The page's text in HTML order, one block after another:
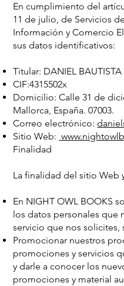
En cumplimiento del
11 de julio, de Servicios
Información y Comercio
sus datos identificativos:
Titular: DANIEL BAUTISTA
CIF:4315502x
Domicilio: Calle 31 de
Mallorca, España. 07003.
Correo electrónico:
Sitio Web:
Finalidad
La finalidad del sitio Web
En NIGHT OWL BOOKS
los datos personales que
servicio que nos solicites,
Promocionar nuestros
promociones y servicios
y darle a conocer los
promociones y material